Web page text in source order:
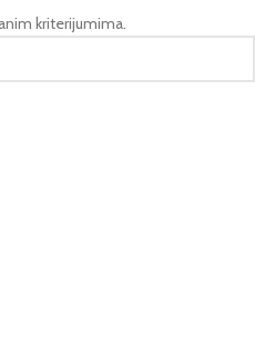
kriterijumima.